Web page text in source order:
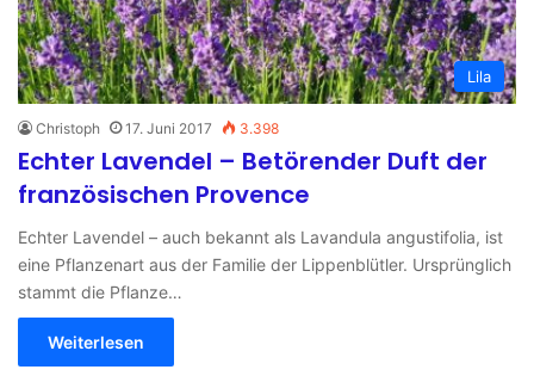
Lila
Christoph 17. Juni 2017 3.398
Echter Lavendel – Betörender Duft der
französischen Provence
Echter Lavendel – auch bekannt als Lavandula angustifolia, ist
eine Pflanzenart aus der Familie der Lippenblütler. Ursprünglich
stammt die Pflanze…
Weiterlesen